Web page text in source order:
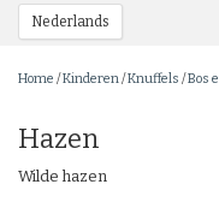
Nederlands
Home /Kinderen/Knuffels /Bos
Hazen
Wilde hazen